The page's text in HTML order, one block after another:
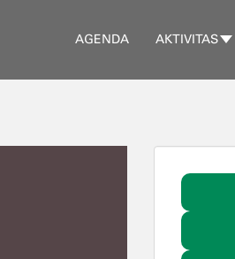
AGENDA AKTIVITAS